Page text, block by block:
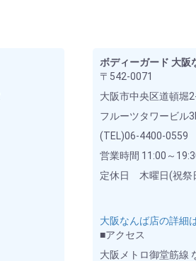
ボディーガード 大阪
〒542-0071
大阪市中央区道頓堀
フルーツタワービル
(TEL)06-4400-0559
営業時間 11:00～
定休日 木曜日(祝祭
大阪なんば店の詳細
■アクセス
大阪メトロ御堂筋線